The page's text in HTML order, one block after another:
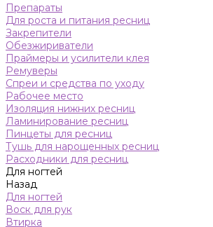
Препараты
Для роста и питания ресниц
Закрепители
Обезжириватели
Праймеры и усилители клея
Ремуверы
Спреи и средства по уходу
Рабочее место
Изоляция нижних ресниц
Ламинирование ресниц
Пинцеты для ресниц
Тушь для нарощенных ресниц
Расходники для ресниц
Для ногтей
Назад
Для ногтей
Воск для рук
Втирка